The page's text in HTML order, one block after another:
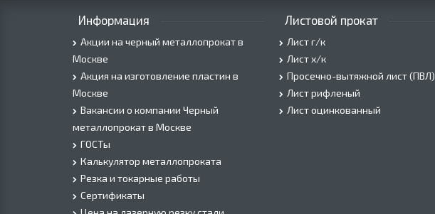
Информация
Акции на черный металлопрокат в
Москве
Акция на изготовление пластин в
Москве
Вакансии о компании Черный
металлопрокат в Москве
ГОСТы
Калькулятор металлопроката
Резка и токарные работы
Сертификаты
Листовой прокат
Лист г/к
Лист х/к
Просечно-вытяжной лист (ПВЛ)
Лист рифленый
Лист оцинкованный